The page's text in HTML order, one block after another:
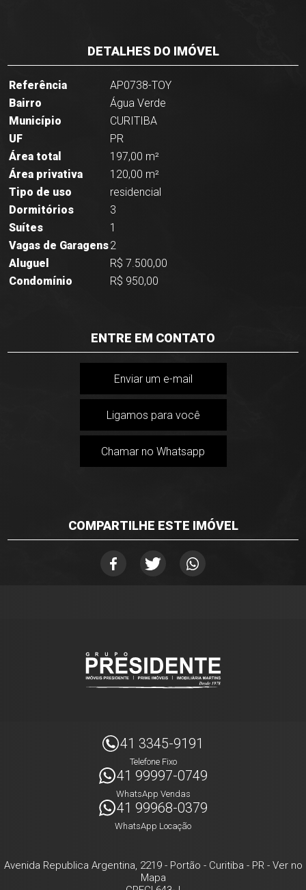
DETALHES DO IMÓVEL
Referência
AP0738-TOY
Bairro
Água Verde
Município
CURITIBA
UF
PR
Área total
197,00 m²
Área privativa
120,00 m²
Tipo de uso
residencial
Dormitórios
3
Suítes
1
Vagas de Garagens2
Aluguel
R$ 7.500,00
Condomínio
R$ 950,00
ENTRE EM CONTATO
Enviar um e-mail
Ligamos para você
Chamar no Whatsapp
COMPARTILHE ESTE IMÓVEL
41 3345-9191
Telefone Fixo
41 99997-0749
WhatsApp Vendas
41 99968-0379
WhatsApp Locação
Avenida Republica Argentina, 2219- Portão - Curitiba - PR- Ver no
Mapa